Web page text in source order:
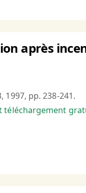
après
1997, pp. 238-241.
téléchargement